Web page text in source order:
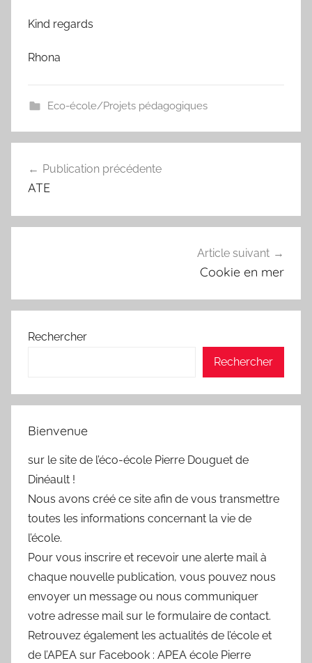
Kind regards
Rhona
Eco-école/Projets pédagogiques
de
Publication précédente
ATE
Article suivant
Cookie en mer
Rechercher
Rechercher
Bienvenue
sur le site de l’éco-école Pierre Douguet de
Dinéault !
Nous avons créé ce site afin de vous transmettre
toutes les informations concernant la vie de
l’école.
Pour vous inscrire et recevoir une alerte mail à
chaque nouvelle publication, vous pouvez nous
envoyer un message ou nous communiquer
votre adresse mail sur le formulaire de contact.
Retrouvez également les actualités de l’école et
de l’APEA sur Facebook : APEA école Pierre